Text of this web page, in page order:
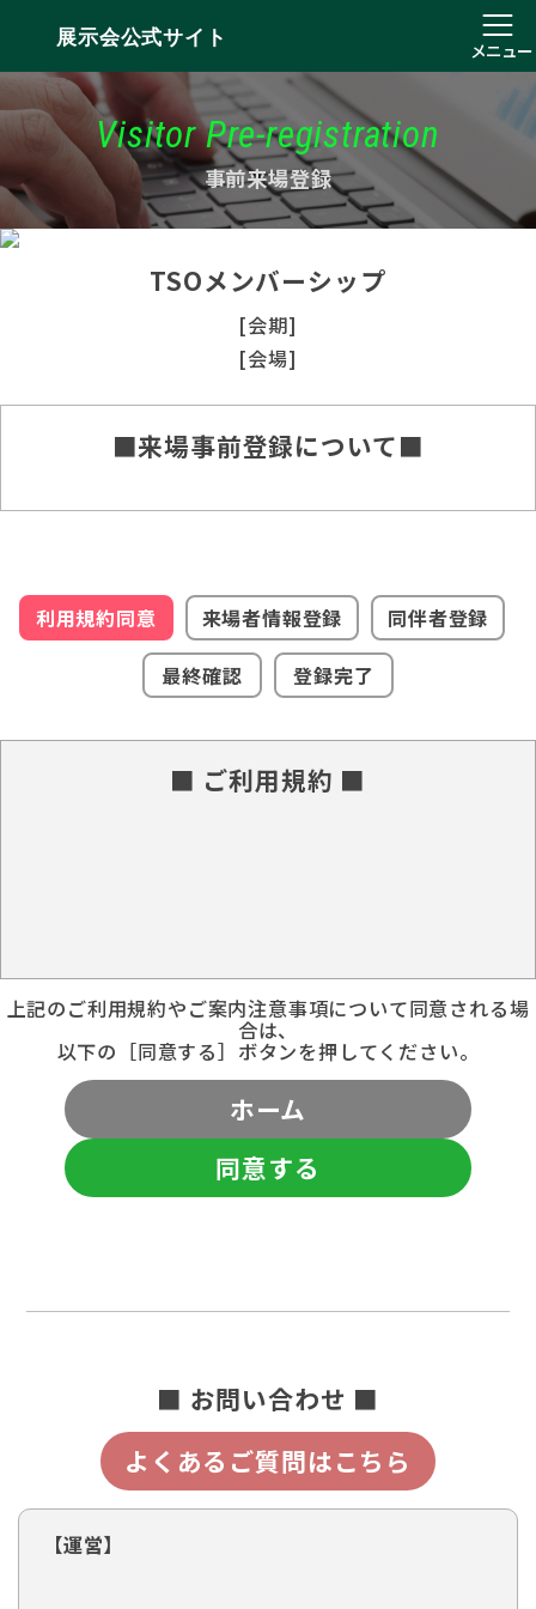
展示会公式サイト
メニュー
Visitor Pre-registration
事前来場登録
TSOメンバーシップ
[会期]
[会場]
■来場事前登録について■
利用規約同意 来場者情報登録
同伴者登録
最終確認
登録完了
■ ご利用規約 ■
上記のご利用規約やご案内注意事項について同意される場
合は、
以下の［同意する］ボタンを押してください。
ホーム
同意する
■ お問い合わせ ■
よくあるご質問はこちら
【運営】